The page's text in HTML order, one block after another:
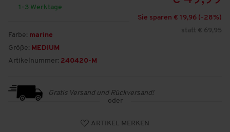
1-3 Werktage
Farbe: marine
Größe: MEDIUM
Artikelnummer: 240420-M
Sie sparen € 19,96 (-28%)
statt € 69,95
Gratis Versand und Rückversand!
oder
ARTIKEL MERKEN